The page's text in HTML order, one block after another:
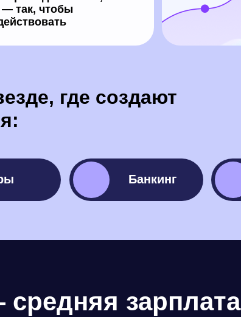
— так, чтобы
Банкинг
где создают
Банкинг
зарплата